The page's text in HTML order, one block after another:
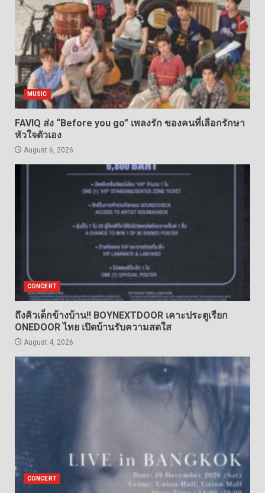
MUSIC
FAVIQ ส่ง “Before you go” เพลงรัก ของคนที่เลือกรักษา
หัวใจตัวเอง
August 6, 2026
CONCERT
ถึงคิวเด็กข้างบ้าน!! BOYNEXTDOOR เคาะประตูเรียก
ONEDOOR ไทย เปิดบ้านรับความสดใส
August 4, 2026
CONCERT